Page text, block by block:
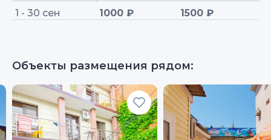
1 - 30 сен 1000 ₽ 1500 ₽
Объекты размещения рядом: